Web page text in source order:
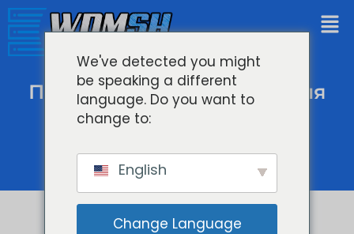
Премиальные решения для
хостинга Icecast
We've detected you might
be speaking a different
language. Do you want to
change to:
English
Change Language